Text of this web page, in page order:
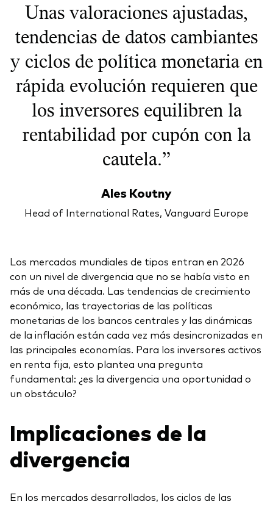
Unas valoraciones ajustadas,
tendencias de datos cambiantes
y ciclos de política monetaria en
rápida evolución requieren que
los inversores equilibren la
rentabilidad por cupón con la
cautela.”
Ales Koutny
Head of International Rates, Vanguard Europe
Los mercados mundiales de tipos entran en 2026
con un nivel de divergencia que no se había visto en
más de una década. Las tendencias de crecimiento
económico, las trayectorias de las políticas
monetarias de los bancos centrales y las dinámicas
de la inflación están cada vez más desincronizadas en
las principales economías. Para los inversores activos
en renta fija, esto plantea una pregunta
fundamental: ¿es la divergencia una oportunidad o
un obstáculo?
Implicaciones de la
divergencia
En los mercados desarrollados, los ciclos de las